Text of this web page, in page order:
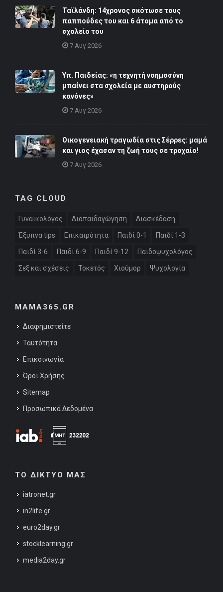
Ταϊλάνδη: 14χρονος σκότωσε τους
παππούδες του και 6 άτομα από το
σχολείο του
7 Αυγ 2026
Υπ. Παιδείας: «η τεχνητή νοημοσύνη
μπαίνει στα σχολεία με αυστηρούς
κανόνες»
7 Αυγ 2026
Οικογενειακή τραγωδία στις Σέρρες: μαμά
και γιος έχασαν τη ζωή τους σε τροχαίο!
7 Αυγ 2026
TAG CLOUD
Γυναικολόγος Διαπαιδαγώγηση Διασκέδαση
Έξυπνα tips Επικαιρότητα Παιδί 0-1 Παιδί 1-3
Παιδί 3-6 Παιδί 6-9 Παιδί 9-12 Παιδοψυχολόγος
Σεξ και σχέσεις Τοκετός Χιούμορ Ψυχολογία
MAMA365.GR
Διαφημιστείτε
Ταυτότητα
Επικοινωνία
Όροι Χρήσης
Sitemap
Προσωπικά Δεδομένα
ΤΟ ΔΙΚΤΥΟ ΜΑΣ
iatronet.gr
in2life.gr
euro2day.gr
stocklearning.gr
media2day.gr